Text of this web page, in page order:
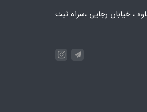
، خیابان رجایی ،سراه ثبت